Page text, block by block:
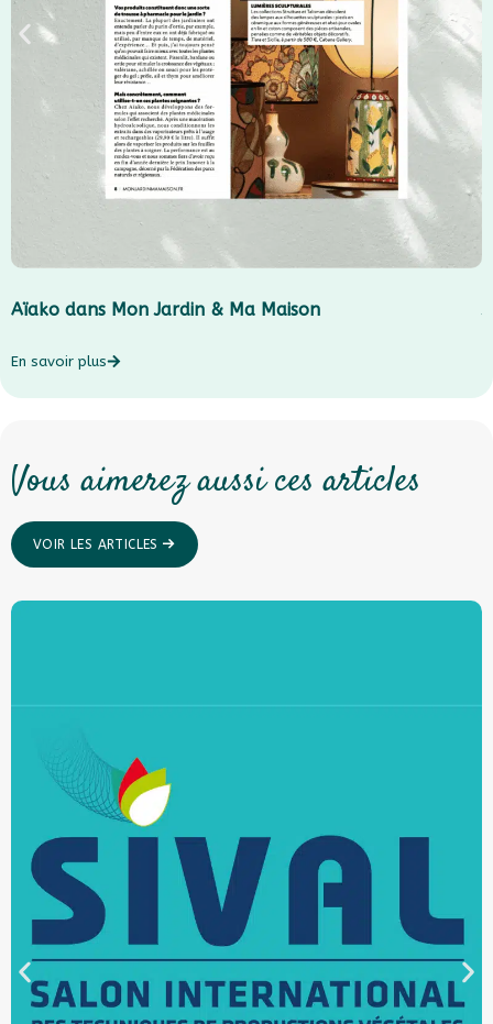
Aïako dans Mon Jardin & Ma Maison
En savoir plus
Vous aimerez aussi ces articles
VOIR LES ARTICLES